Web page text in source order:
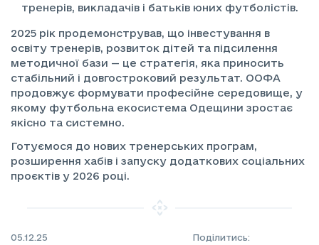
тренерів, викладачів і батьків юних футболістів.
2025 рік продемонстрував, що інвестування в
освіту тренерів, розвиток дітей та підсилення
методичної бази — це стратегія, яка приносить
стабільний і довгостроковий результат. ООФА
продовжує формувати професійне середовище, у
якому футбольна екосистема Одещини зростає
якісно та системно.
Готуємося до нових тренерських програм,
розширення хабів і запуску додаткових соціальних
проєктів у 2026 році.
05.12.25 Поділитись: